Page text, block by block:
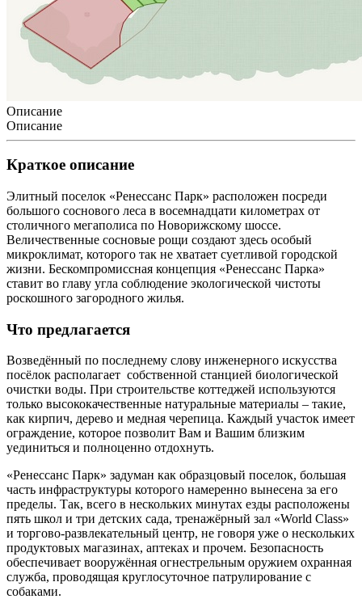
Описание
Описание
Краткое описание
Элитный поселок «Ренессанс Парк» расположен посреди
большого соснового леса в восемнадцати километрах от
столичного мегаполиса по Новорижскому шоссе.
Величественные сосновые рощи создают здесь особый
микроклимат, которого так не хватает суетливой городской
жизни. Бескомпромиссная концепция «Ренессанс Парка»
ставит во главу угла соблюдение экологической чистоты
роскошного загородного жилья.
Что предлагается
Возведённый по последнему слову инженерного искусства
посёлок располагает собственной станцией биологической
очистки воды. При строительстве коттеджей используются
только высококачественные натуральные материалы – такие,
как кирпич, дерево и медная черепица. Каждый участок имеет
ограждение, которое позволит Вам и Вашим близким
уединиться и полноценно отдохнуть.
«Ренессанс Парк» задуман как образцовый поселок, большая
часть инфраструктуры которого намеренно вынесена за его
пределы. Так, всего в нескольких минутах езды расположены
пять школ и три детских сада, тренажёрный зал «World Class»
и торгово-развлекательный центр, не говоря уже о нескольких
продуктовых магазинах, аптеках и прочем. Безопасность
обеспечивает вооружённая огнестрельным оружием охранная
служба, проводящая круглосуточное патрулирование с
собаками.